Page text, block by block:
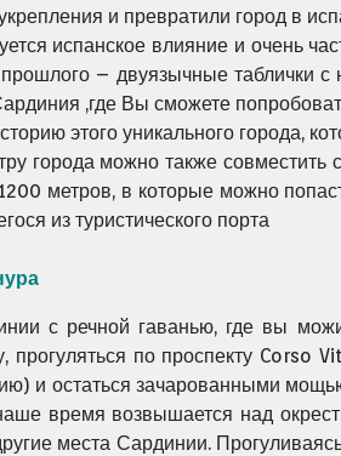
и превратили город в
испанское влияние и очень
– двуязычные таблички
,где Вы сможете
этого уникального города,
города можно также
метров, в которые можно
из туристического порта
с речной гаванью, где вы
прогуляться по проспекту
и остаться зачарованными
время возвышается над
места Сардинии.